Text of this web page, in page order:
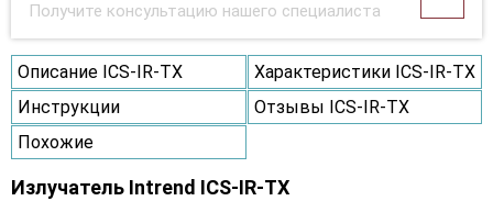
Получите консультацию нашего специалиста
Описание ICS-IR-TX
Характеристики ICS-IR-TX
Инструкции
Отзывы ICS-IR-TX
Похожие
Излучатель Intrend ICS-IR-TX